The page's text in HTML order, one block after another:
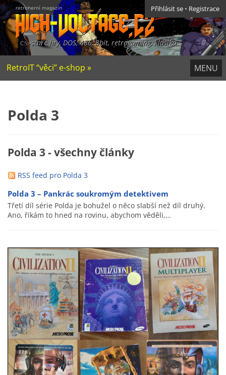
retroherní magazín
staré hry, DOS, 486, 8bit, retrogaming, klasika
Přihlásit se • Registrace
MENU
RetroIT “věci” e-shop »
Polda 3
Polda 3 - všechny články
RSS feed pro Polda 3
Polda 3 – Pankrác soukromým detektivem
Třetí díl série Polda je bohužel o něco slabší než díl druhý.
Ano, říkám to hned na rovinu, abychom věděli,…